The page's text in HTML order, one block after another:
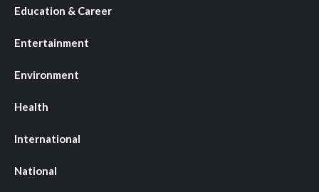
Education & Career
Entertainment
Environment
Health
International
National